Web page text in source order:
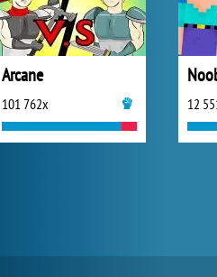
Arcane
101 762x 12